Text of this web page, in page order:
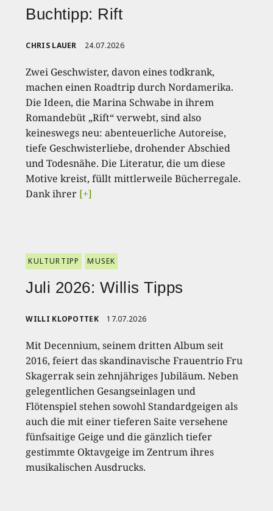
Buchtipp: Rift
CHRIS LAUER 24.07.2026
Zwei Geschwister, davon eines todkrank,
machen einen Roadtrip durch Nordamerika.
Die Ideen, die Marina Schwabe in ihrem
Romandebüt „Rift“ verwebt, sind also
keineswegs neu: abenteuerliche Autoreise,
tiefe Geschwisterliebe, drohender Abschied
und Todesnähe. Die Literatur, die um diese
Motive kreist, füllt mittlerweile Bücherregale.
Dank ihrer [+]
KULTURTIPP MUSEK
Juli 2026: Willis Tipps
WILLI KLOPOTTEK 17.07.2026
Mit Decennium, seinem dritten Album seit
2016, feiert das skandinavische Frauentrio Fru
Skagerrak sein zehnjähriges Jubiläum. Neben
gelegentlichen Gesangseinlagen und
Flötenspiel stehen sowohl Standardgeigen als
auch die mit einer tieferen Saite versehene
fünfsaitige Geige und die gänzlich tiefer
gestimmte Oktavgeige im Zentrum ihres
musikalischen Ausdrucks.